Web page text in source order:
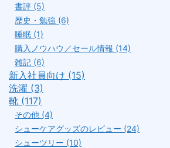
書評 (5)
歴史・勉強 (6)
睡眠 (1)
購入ノウハウ／セール情報 (14)
雑記 (6)
新入社員向け (15)
洗濯 (3)
靴 (117)
その他 (4)
シューケアグッズのレビュー (24)
シューツリー (10)